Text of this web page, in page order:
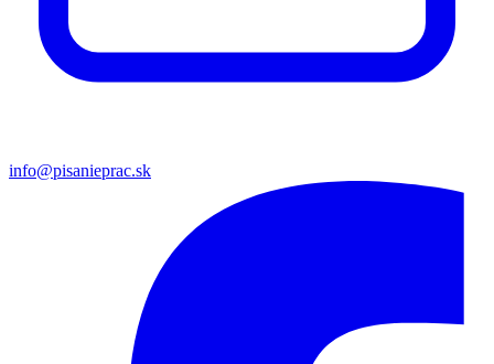
info@pisanieprac.sk